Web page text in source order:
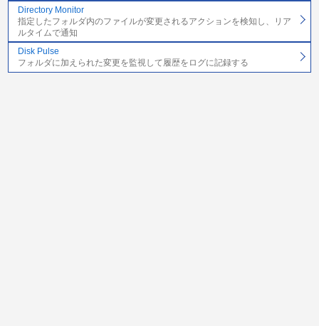
Directory Monitor
指定したフォルダ内のファイルが変更されるアクションを検知し、リア
ルタイムで通知
Disk Pulse
フォルダに加えられた変更を監視して履歴をログに記録する